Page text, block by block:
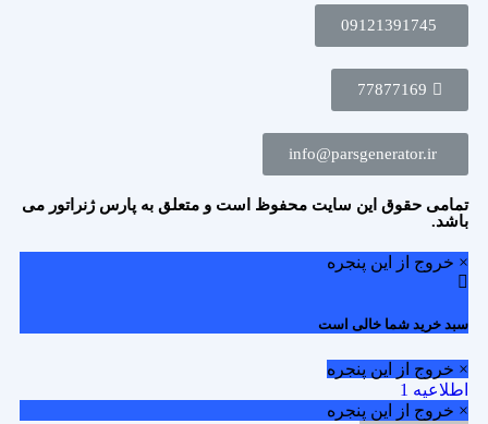
09121391745
77877169
info@parsgenerator.ir
تمامی حقوق این سایت محفوظ است و متعلق به پارس ژنراتور می
باشد.
× خروج از این پنجره
سبد خرید شما خالی است
× خروج از این پنجره
اطلاعیه 1
× خروج از این پنجره